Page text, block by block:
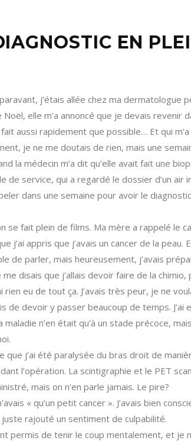
EN
j’étais allée chez ma dermatologue
elle m’a annoncé que je devais revenir
aussi rapidement que possible… Et qui m’a
je ne me doutais de rien, mais une
la médecin m’a dit qu’elle avait fait une
de service, qui a regardé le dossier d’un air
dans une semaine pour avoir le diagnostic
se fait plein de films. Ma mère a rappelé le
appris que j’avais un cancer de la peau.
de parler, mais heureusement, j’avais
disais que j’allais devoir faire de la chimio,
eu de tout ça. J’avais très peur, je ne
devoir y passer beaucoup de temps. J’ai
n’en était qu’à un stade précoce, mais
que j’ai été paralysée du bras droit de
l’opération. La scintigraphie et le PET
mais on n’en parle jamais. Le pire?
« qu’un petit cancer ». J’avais bien
rajouté un sentiment de culpabilité.
permis de tenir le coup mentalement, et je